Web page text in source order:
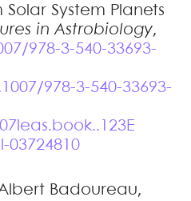
System Planets
in Astrobiology,
978-3-540-33693-
978-3-540-33693-
03724810
Badoureau,